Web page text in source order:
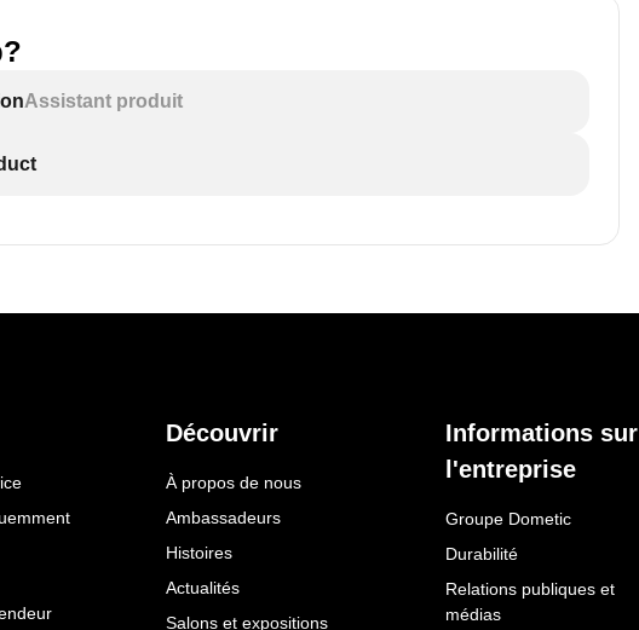
Assistant produit
Découvrir
À propos de nous
Ambassadeurs
Histoires
Actualités
Salons et expositions
Informations sur
l'entreprise
Groupe Dometic
Durabilité
Relations publiques et
médias